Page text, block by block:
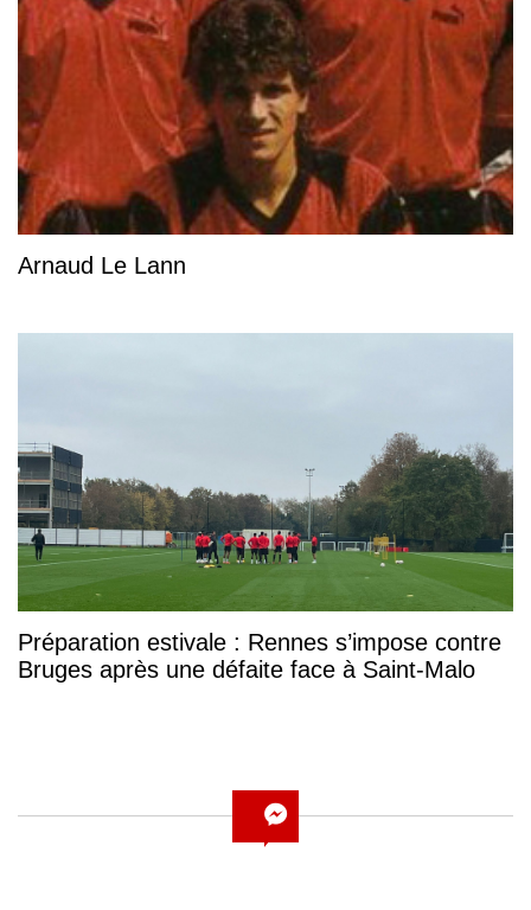
Arnaud Le Lann
Préparation estivale : Rennes s’impose contre
Bruges après une défaite face à Saint-Malo